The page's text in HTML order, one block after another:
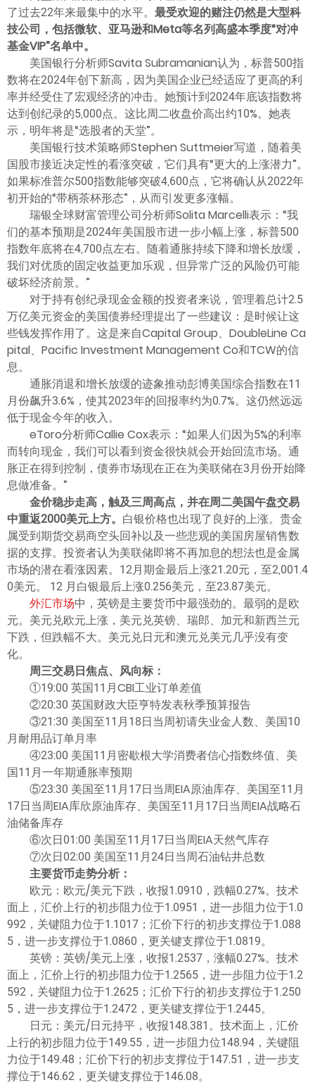
了过去22年来最集中的水平。 最受欢迎的赌注仍然是大型科
技公司，包括微软、亚马逊和Meta等名列高盛本季度“对冲
基金VIP”名单中。
美国银行分析师Savita Subramanian认为，标普500指
数将在2024年创下新高，因为美国企业已经适应了更高的利
率并经受住了宏观经济的冲击。她预计到2024年底该指数将
达到创纪录的5,000点。这比周二收盘价高出约10%。她表
示，明年将是“选股者的天堂”。
美国银行技术策略师Stephen Suttmeier写道，随着美
国股市接近决定性的看涨突破，它们具有“更大的上涨潜力”。
如果标准普尔500指数能够突破4,600点，它将确认从2022年
初开始的“带柄茶杯形态”，从而引发更多涨幅。
瑞银全球财富管理公司分析师Solita Marcelli表示：“我
们的基本预期是2024年美国股市进一步小幅上涨，标普500
指数年底将在4,700点左右。随着通胀持续下降和增长放缓，
我们对优质的固定收益更加乐观，但异常广泛的风险仍可能
破坏经济前景。”
对于持有创纪录现金金额的投资者来说，管理着总计2.5
万亿美元资金的美国债券经理提出了一些建议：是时候让这
些钱发挥作用了。这是来自Capital Group、DoubleLine Ca
pital、Pacific Investment Management Co和TCW的信
息。
通胀消退和增长放缓的迹象推动彭博美国综合指数在11
月份飙升3.6%，使其2023年的回报率约为0.7%。这仍然远远
低于现金今年的收入。
eToro分析师Callie Cox表示：“如果人们因为5%的利率
而转向现金，我们可以看到资金很快就会开始回流市场。通
胀正在得到控制，债券市场现在正在为美联储在3月份开始降
息做准备。”
金价稳步走高，触及三周高点，并在周二美国午盘交易
中重返2000美元上方。 白银价格也出现了良好的上涨。贵金
属受到期货交易商空头回补以及一些悲观的美国房屋销售数
据的支撑。投资者认为美联储即将不再加息的想法也是金属
市场的潜在看涨因素。12月期金最后上涨21.20元，至2,001.4
0美元。 12 月白银最后上涨0.256美元，至23.87美元。
外汇市场中，英镑是主要货币中最强劲的。最弱的是欧
元。美元兑欧元上涨，美元兑英镑、瑞郎、加元和新西兰元
下跌，但跌幅不大。美元兑日元和澳元兑美元几乎没有变
化。
周三交易日焦点、风向标：
①19:00 英国11月CBI工业订单差值
②20:30 英国财政大臣亨特发表秋季预算报告
③21:30 美国至11月18日当周初请失业金人数、美国10
月耐用品订单月率
④23:00 美国11月密歇根大学消费者信心指数终值、美
国11月一年期通胀率预期
⑤23:30 美国至11月17日当周EIA原油库存、美国至11月
17日当周EIA库欣原油库存、美国至11月17日当周EIA战略石
油储备库存
⑥次日01:00 美国至11月17日当周EIA天然气库存
⑦次日02:00 美国至11月24日当周石油钻井总数
主要货币走势分析：
欧元：欧元/美元下跌，收报1.0910，跌幅0.27%。技术
面上，汇价上行的初步阻力位于1.0951，进一步阻力位于1.0
992，关键阻力位于1.1017；汇价下行的初步支撑位于1.088
5，进一步支撑位于1.0860，更关键支撑位于1.0819。
英镑：英镑/美元上涨，收报1.2537，涨幅0.27%。技术
面上，汇价上行的初步阻力位于1.2565，进一步阻力位于1.2
592，关键阻力位于1.2625；汇价下行的初步支撑位于1.250
5，进一步支撑位于1.2472，更关键支撑位于1.2445。
日元：美元/日元持平，收报148.381。技术面上，汇价
上行的初步阻力位于149.55，进一步阻力位148.94，关键阻
力位于149.48；汇价下行的初步支撑位于147.51，进一步支
撑位于146.62，更关键支撑位于146.08。